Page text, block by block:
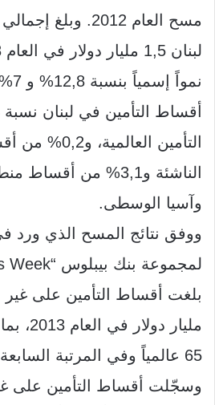
مسح العام 2012.
وبلغ
لبنان 1,5 مليار دولار في العام
نمواً إسمياً بنسبة 12,8% و 7%.
أقساط التأمين في لبنان نسبة
التأمين العالمية، و0,2%
من
الناشئة و3,1%
من أقساط
وآسيا الوسطى.
ووفق نتائج المسح الذي ورد
لمجموعة بنك بيبلوس “Lebanon This Week”
بلغت أقساط التأمين على غير
مليار دولار في العام 2013،
65 عالمياً وفي المرتبة
وسجّلت أقساط التأمين على